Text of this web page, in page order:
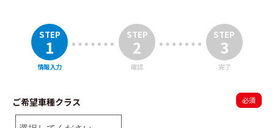
STEP
1
情報入力
STEP
2
確認
STEP
3
完了
ご希望車種クラス